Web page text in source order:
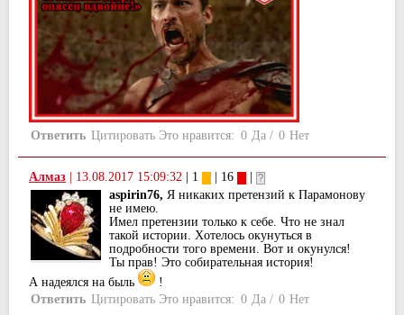
Ответить Цитировать Это нравится: 0 Да / 0 Нет
Алмаз 13.08.2017 15:09:32 | 1 | 16
aspirin76, Я никакиx претензий к Парамонову
не имею.
Имел претензии только к себе. Что не знал
такой истории. Xотелось окунуться в
подробности того времени. Вот и окунулся!
Ты прав! Это собирательная история!
А надеялся на быль
!
Ответить Цитировать Это нравится: 0 Да / 0 Нет